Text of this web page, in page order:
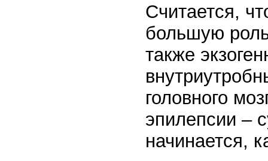
Считается,
большую
также
головного
эпилепсии –
начинается,